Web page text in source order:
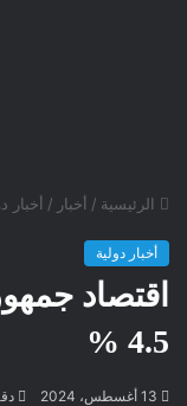
الرئيسية / أخبار / أخبار
أخبار دولية
اقتصاد
4.5 %
13 أغسطس، 2024